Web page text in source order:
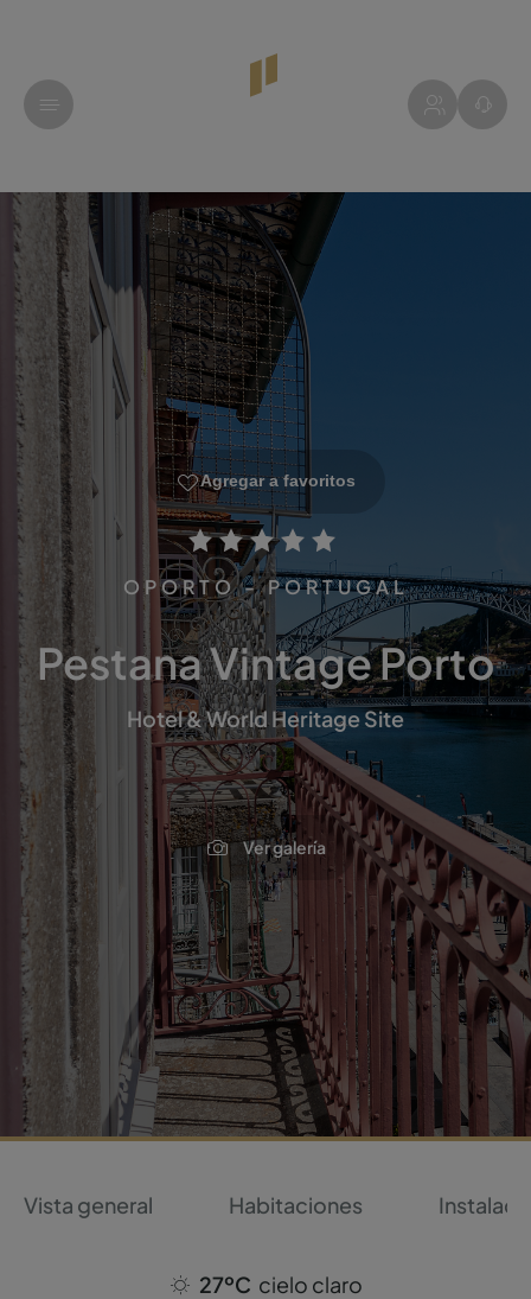
Agregar a favoritos
OPORTO - PORTUGAL
Pestana Vintage Porto
Hotel & World Heritage Site
Ver galería
Vista general Habitaciones
27ºC cielo claro